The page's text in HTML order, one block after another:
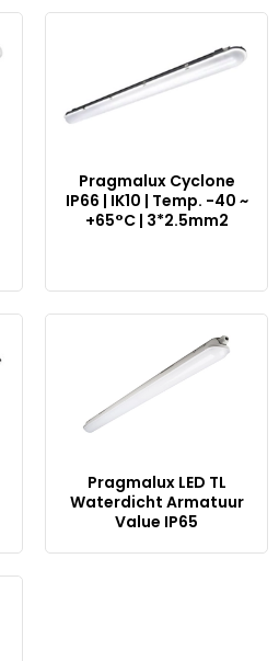
Pragmalux Cyclone
IP66 | IK10 | Temp. -40 ~
+65°C | 3*2.5mm2
Pragmalux LED TL
Waterdicht Armatuur
Value IP65